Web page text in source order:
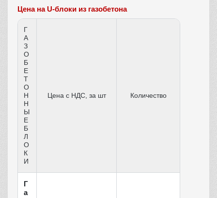
Цена на U-блоки из газобетона
Г
А
З
О
Б
Е
Т
О
Н
Н
Ы
Е
Б
Л
О
К
И
Цена c НДС, за шт Количество
Г
а